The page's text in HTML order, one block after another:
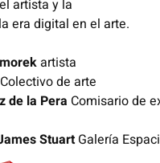
artista y la
era digital en el arte.
artista
Colectivo de arte
de la Pera Comisario de
StuartGalería